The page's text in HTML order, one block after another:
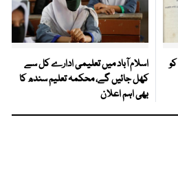
اسلام آباد میں تعلیمی ادارے کل سے
کھل جائیں گے، محکمہ تعلیم سندھ کا
بھی اہم اعلان